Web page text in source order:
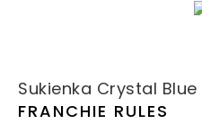
Sukienka Crystal Blue
FRANCHIE RULES